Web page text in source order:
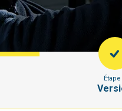
Étape